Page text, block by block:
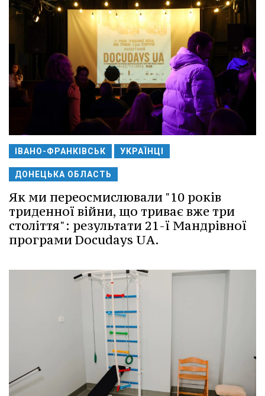
ІВАНО-ФРАНКІВСЬК УКРАЇНЦІ
ДОНЕЦЬКА ОБЛАСТЬ
Як ми переосмислювали "10 років
триденної війни, що триває вже три
століття": результати 21-ї Мандрівної
програми Docudays UA.